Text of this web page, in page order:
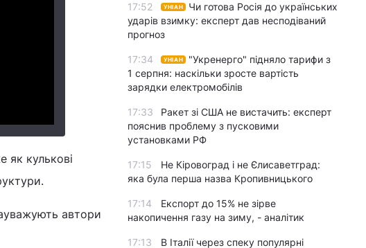
як кулькові
автори
17:52 УНІАН
Чи готова Росія до українських
ударів взимку: експерт дав несподіваний
прогноз
17:34 УНІАН
"Укренерго" підняло тарифи з
1 серпня: наскільки зросте вартість
зарядки електромобілів
17:33
Ракет зі США не вистачить: експерт
пояснив проблему з пусковими
установками РФ
17:15
Не Кіровоград і не Єлисаветград:
яка була перша назва Кропивницького
17:14
Експорт до 15% не зірве
накопичення газу на зиму, - аналітик
17:13
В Італії через спеку популярні